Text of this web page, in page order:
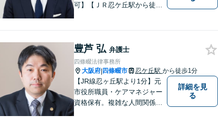
可】【ＪＲ忍ケ丘駅から徒歩
の状況に合わせて最適な解決
策をご提案し、不安やお悩み
を少しでも軽減できるよう尽
力いたします。
豊芦 弘 弁護士
四條畷法律事務所
大阪府| 四條畷市 忍ケ丘駅 から徒歩1分
【JR線忍ヶ丘駅より1分】元
市役所職員・ケアマネジャー
資格保有。複雑な人間関係が
詳細を見
る